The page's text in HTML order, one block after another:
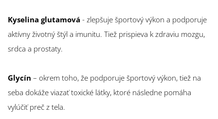
Kyselina glutamová - zlepšuje športový výkon a podporuje
aktívny životný štýl a imunitu. Tiež prispieva k zdraviu mozgu,
srdca a prostaty.
Glycín – okrem toho, že podporuje športový výkon, tiež na
seba dokáže viazať toxické látky, ktoré následne pomáha
vylúčiť preč z tela.